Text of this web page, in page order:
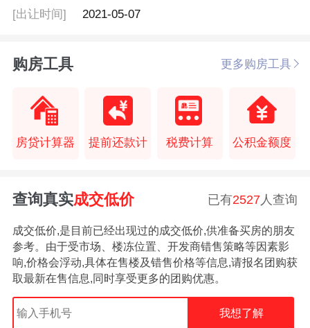
[出让时间]
2021-05-07
购房工具 更多购房工具
房贷计算器 提前还款计 税费计算 公积金额度
查询真实成交低价 已有2527 人查询
成交低价,是目前已经出现过的成交低价,供准备买房的朋友
参考。由于受市场、楼冻位置、开发商错售策略等因素影
响,价格会浮动,具体在售楼及错售价格等信息,请报名团购获
取最新在售信息,同时享受更多的团购优惠。
我想了解